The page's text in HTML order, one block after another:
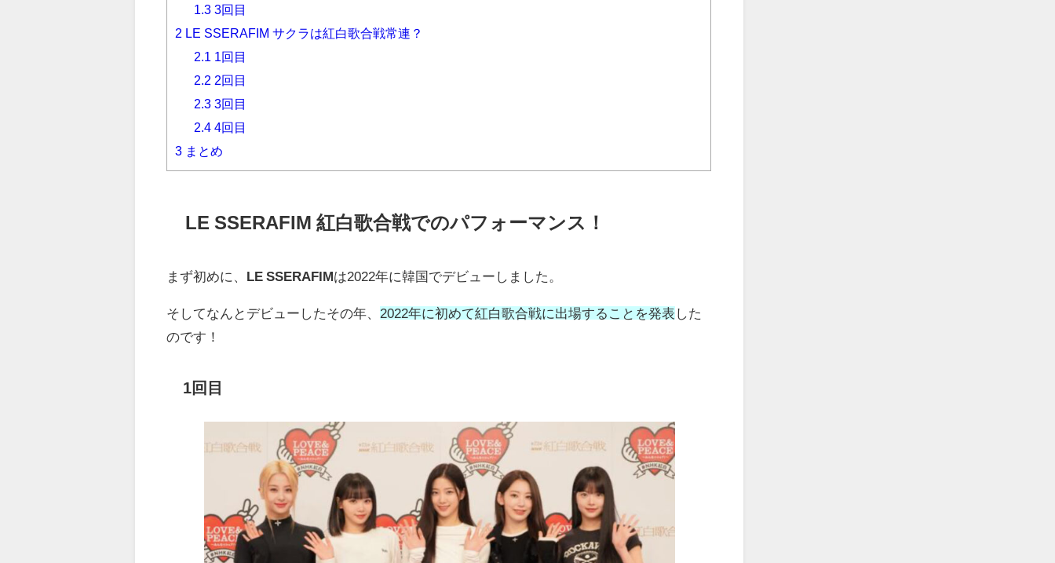
1.3 3回目
2 LE SSERAFIM サクラは紅白歌合戦常連？
2.1 1回目
2.2 2回目
2.3 3回目
2.4 4回目
3 まとめ
LE SSERAFIM 紅白歌合戦でのパフォーマンス！
まず初めに、 LE SSERAFIMは2022年に韓国でデビューしました。
そしてなんとデビューしたその年、 2022年に初めて紅白歌合戦に出場することを発表 した
のです！
1回目